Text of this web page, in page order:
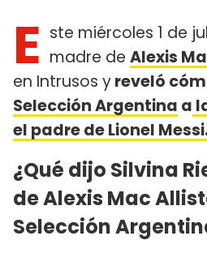
E ste miércoles 1 de
madre de Alexis
en Intrusos yreveló
Selección Argentina a
el padre de Lionel
¿Qué dijo Silvina
de Alexis Mac
Selección